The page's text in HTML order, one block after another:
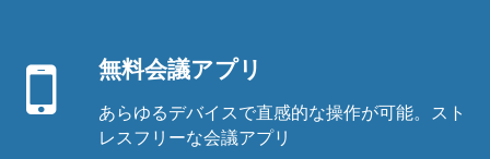
パ
コル
無料会議アプリ
あらゆるデバイスで直感的な操作が可能。スト
レスフリーな会議アプリ